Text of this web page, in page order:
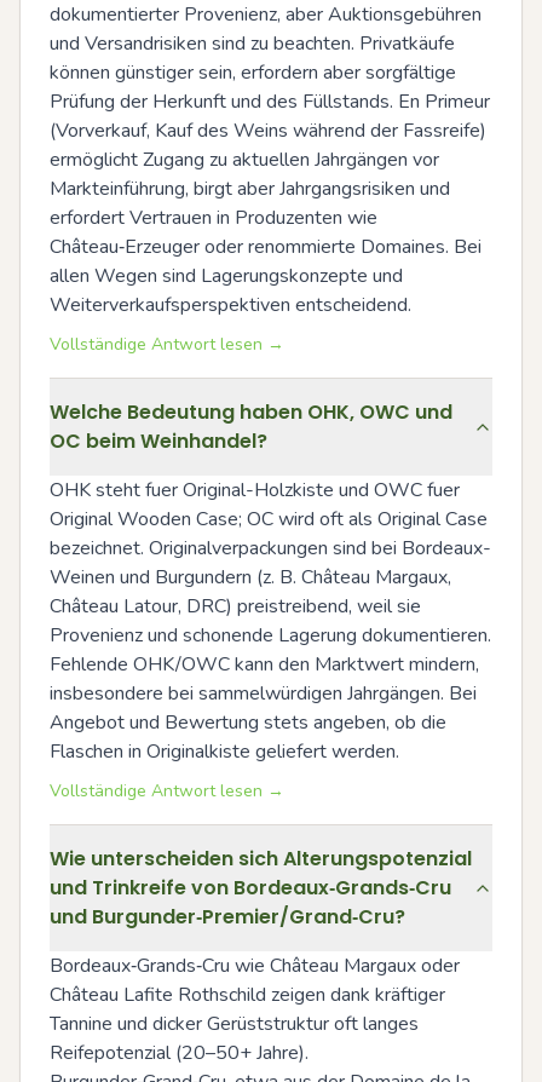
dokumentierter Provenienz, aber Auktionsgebühren
und Versandrisiken sind zu beachten. Privatkäufe
können günstiger sein, erfordern aber sorgfältige
Prüfung der Herkunft und des Füllstands. En Primeur
(Vorverkauf, Kauf des Weins während der Fassreife)
ermöglicht Zugang zu aktuellen Jahrgängen vor
Markteinführung, birgt aber Jahrgangsrisiken und
erfordert Vertrauen in Produzenten wie
Château‑Erzeuger oder renommierte Domaines. Bei
allen Wegen sind Lagerungskonzepte und
Weiterverkaufsperspektiven entscheidend.
Vollständige Antwort lesen →
Welche Bedeutung haben OHK, OWC und
OC beim Weinhandel?
OHK steht fuer Original-Holzkiste und OWC fuer
Original Wooden Case; OC wird oft als Original Case
bezeichnet. Originalverpackungen sind bei Bordeaux-
Weinen und Burgundern (z. B. Château Margaux,
Château Latour, DRC) preistreibend, weil sie
Provenienz und schonende Lagerung dokumentieren.
Fehlende OHK/OWC kann den Marktwert mindern,
insbesondere bei sammelwürdigen Jahrgängen. Bei
Angebot und Bewertung stets angeben, ob die
Flaschen in Originalkiste geliefert werden.
Vollständige Antwort lesen →
Wie unterscheiden sich Alterungspotenzial
und Trinkreife von Bordeaux‑Grands‑Cru
und Burgunder‑Premier/Grand‑Cru?
Bordeaux‑Grands‑Cru wie Château Margaux oder
Château Lafite Rothschild zeigen dank kräftiger
Tannine und dicker Gerüststruktur oft langes
Reifepotenzial (20–50+ Jahre).